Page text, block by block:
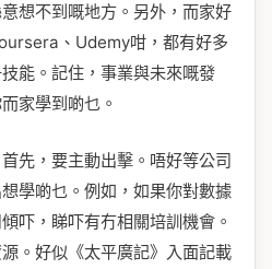
想不到嘅地方。另外，而家好
、Udemy咁，都有好多
能。記住，事業與未來嘅發
家學到啲乜。
首先，要主動出擊。唔好等公司
學啲乜。例如，如果你對數據
吓，睇吓有冇相關培訓機會。
。好似《太平廣記》入面記載